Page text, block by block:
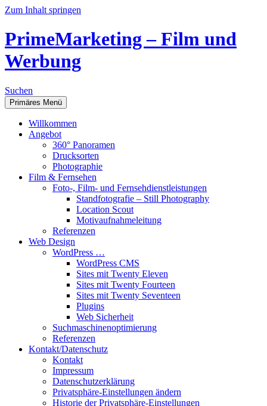
Zum Inhalt springen
PrimeMarketing – Film und
Werbung
Suchen
Primäres Menü
Willkommen
Angebot
360° Panoramen
Drucksorten
Photographie
Film & Fernsehen
Foto-, Film- und Fernsehdienstleistungen
Standfotografie – Still Photography
Location Scout
Motivaufnahmeleitung
Referenzen
Web Design
WordPress …
WordPress CMS
Sites mit Twenty Eleven
Sites mit Twenty Fourteen
Sites mit Twenty Seventeen
Plugins
Web Sicherheit
Suchmaschinenoptimierung
Referenzen
Kontakt/Datenschutz
Kontakt
Impressum
Datenschutzerklärung
Privatsphäre-Einstellungen ändern
Historie der Privatsphäre-Einstellungen